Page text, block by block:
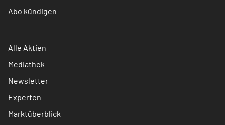
Abo kündigen
Alle Aktien
Mediathek
Newsletter
Experten
Marktüberblick